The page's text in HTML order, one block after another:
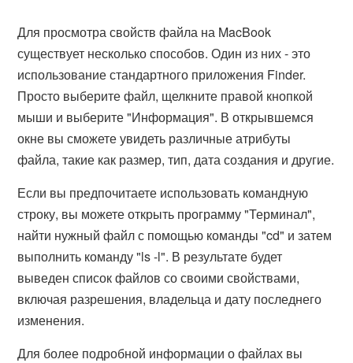
Для просмотра свойств файла на MacBook
существует несколько способов. Один из них - это
использование стандартного приложения Finder.
Просто выберите файл, щелкните правой кнопкой
мыши и выберите "Информация". В открывшемся
окне вы сможете увидеть различные атрибуты
файла, такие как размер, тип, дата создания и другие.
Если вы предпочитаете использовать командную
строку, вы можете открыть программу "Терминал",
найти нужный файл с помощью команды "cd" и затем
выполнить команду "ls -l". В результате будет
выведен список файлов со своими свойствами,
включая разрешения, владельца и дату последнего
изменения.
Для более подробной информации о файлах вы